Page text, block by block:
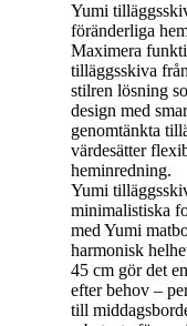
Yumi
föränderliga
Maximera
tilläggsskiva
stilren lösning
design med
genomtänkta
värdesätter
heminredning.
Yumi
minimalistiska
med Yumi
harmonisk
45 cm gör det
efter behov –
till